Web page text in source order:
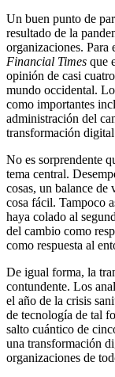
Un buen punto de
resultado de la
organizaciones. Para
Financial Times que
opinión de casi
mundo occidental.
como importantes
administración del
transformación
No es sorprendente
tema central.
cosas, un balance de
cosa fácil. Tampoco
haya colado al
del cambio como
como respuesta al
De igual forma, la
contundente. Los
el año de la crisis
de tecnología de tal
salto cuántico de
una transformación
organizaciones de